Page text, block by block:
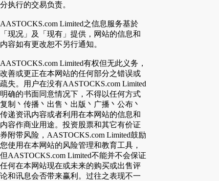
分执行的交易负责。
AASTOCKS.com Limited之信息服务基於
「现况」及「现有」提供，网站的信息和
内容如有更改恕不另行通知。
AASTOCKS.com Limited有权但无此义务，
改善或更正在本网站的任何部分之错误或
疏失。用户在没有AASTOCKS.com Limited
明确的书面同意情况下，不得以任何方式
复制丶传播丶出售丶出版丶广播丶公布丶
传递资讯内容或者利用在本网站的信息和
内容作商业用途。投资股票和其它有价证
券附带风险，AASTOCKS.com Limited鼓励
您使用在本网站的风险管理和教育工具，
但AASTOCKS.com Limited不能并不会保证
任何在本网站现在或未来的购买或出售评
论和讯息会否带来赢利。过往之表现不一